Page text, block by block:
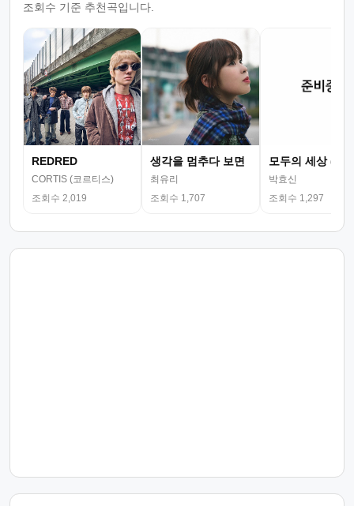
조회수 기준 추천곡입니다.
REDRED
CORTIS (코르티스)
조회수 2,019
생각을 멈추다 보면
최유리
조회수 1,707
모두의 세상 (뮤
박효신
조회수 1,297